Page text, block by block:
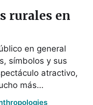
rurales en
en general
símbolos y sus
atractivo,
más…